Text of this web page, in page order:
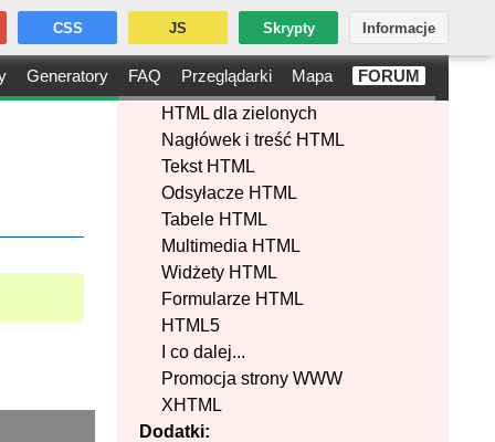
Generatory FAQ Przeglądarki Mapa FORUM
HTML dla zielonych
Nagłówek i treść HTML
Tekst HTML
Odsyłacze HTML
Tabele HTML
Multimedia HTML
Widżety HTML
Formularze HTML
HTML5
I co dalej...
Promocja strony WWW
XHTML
Dodatki:
CSS JS Skrypty Informacje
Rozmiar: